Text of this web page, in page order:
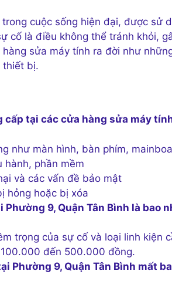
cuộc sống hiện đại, được sử
cố là điều không thể tránh khỏi,
sửa máy tính ra đời như
thiết bị.
tại các cửa hàng sửa máy
như màn hình, bàn phím,
hành, phần mềm
và các vấn đề bảo mật
hỏng hoặc bị xóa
9, Quận Tân Bình là bao
trọng của sự cố và loại linh kiện
đến 500.000 đồng.
Phường 9, Quận Tân Bình mất